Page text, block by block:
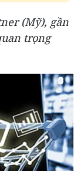
(Mỹ), gần
trọng